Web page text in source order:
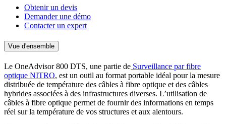
Obtenir un devis
Demander une démo
Contacter un expert
Vue d'ensemble
Le OneAdvisor 800 DTS, une partie de Surveillance par fibre
optique NITRO, est un outil au format portable idéal pour la mesure
distribuée de température des câbles à fibre optique et des câbles
hybrides associées à des infrastructures diverses. L’utilisation de
câbles à fibre optique permet de fournir des informations en temps
réel sur la température de vos structures et aux alentours.